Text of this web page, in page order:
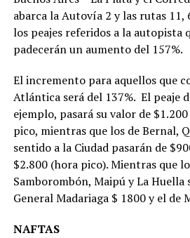
abarca la Autovía 2 y las rutas 11,
los peajes referidos a la autopista
padecerán un aumento del 157%.
El incremento para aquellos que
Atlántica será del 137%. El peaje
ejemplo, pasará su valor de
pico, mientras que los de Bernal,
sentido a la Ciudad pasarán de
$2.800 (hora pico). Mientras que
Samborombón, Maipú y La Huella
General Madariaga $ 1800 y el de
NAFTAS